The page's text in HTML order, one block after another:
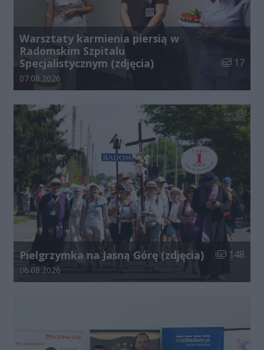
Warsztaty karmienia piersią w
Radomskim Szpitalu
Specjalistycznym (zdjęcia)
Liczba
17
Data dodania galerii:
07.08.2026
Pielgrzymka na Jasną Górę (zdjęcia) Liczba
148
Data dodania galerii:
06.08.2026